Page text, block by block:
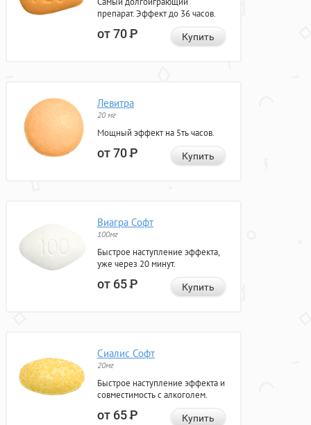
препарат. Эффект до 36 часов.
от 70Р Купить
Левитра
20 мг
Мощный эффект на 5ть часов.
от 70Р Купить
Виагра Софт
100мг
Быстрое наступление эффекта,
уже через 20 минут.
от 65Р Купить
Сиалис Софт
20мг
Быстрое наступление эффекта и
совместимость с алкоголем.
от 65Р Купить